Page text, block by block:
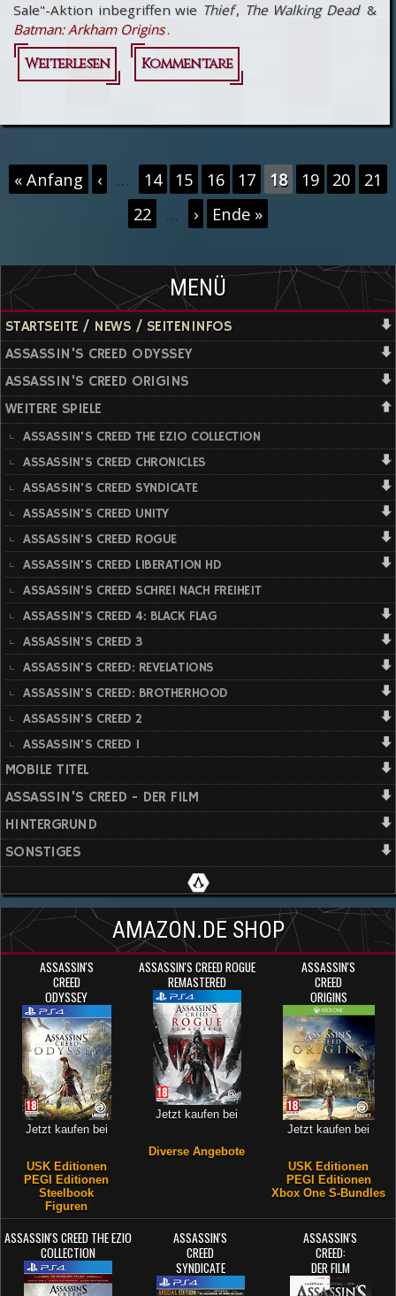
Sale"-Aktion inbegriffen wie Thief, The Walking Dead &
Batman: Arkham Origins.
Weiterlesen
über
Sale im
Shop
gestartet
Kommentare
Seiten
« Anfang ‹ … 14 15 16 17 18 19 20
21
22
… › Ende »
MENÜ
STARTSEITE / NEWS / SEITENINFOS
ASSASSIN'S CREED ODYSSEY
ASSASSIN'S CREED ORIGINS
WEITERE SPIELE
ASSASSIN'S CREED THE EZIO COLLECTION
ASSASSIN'S CREED CHRONICLES
ASSASSIN'S CREED SYNDICATE
ASSASSIN'S CREED UNITY
ASSASSIN'S CREED ROGUE
ASSASSIN'S CREED LIBERATION HD
ASSASSIN'S CREED SCHREI NACH FREIHEIT
ASSASSIN'S CREED 4: BLACK FLAG
ASSASSIN'S CREED 3
ASSASSIN'S CREED: REVELATIONS
ASSASSIN'S CREED: BROTHERHOOD
ASSASSIN'S CREED 2
ASSASSIN'S CREED 1
MOBILE TITEL
ASSASSIN'S CREED - DER FILM
HINTERGRUND
SONSTIGES
AMAZON.DE SHOP
ASSASSIN'S
CREED
ODYSSEY
Jetzt kaufen bei
USK Editionen
PEGI Editionen
Steelbook
Figuren
ASSASSIN'S CREED ROGUE
REMASTERED
Jetzt kaufen bei
Diverse Angebote
ASSASSIN'S
CREED
ORIGINS
Jetzt kaufen bei
USK Editionen
PEGI Editionen
Xbox One S-Bundles
ASSASSIN'S CREED THE EZIO
COLLECTION
ASSASSIN'S
CREED
SYNDICATE
ASSASSIN'S
CREED:
DER FILM